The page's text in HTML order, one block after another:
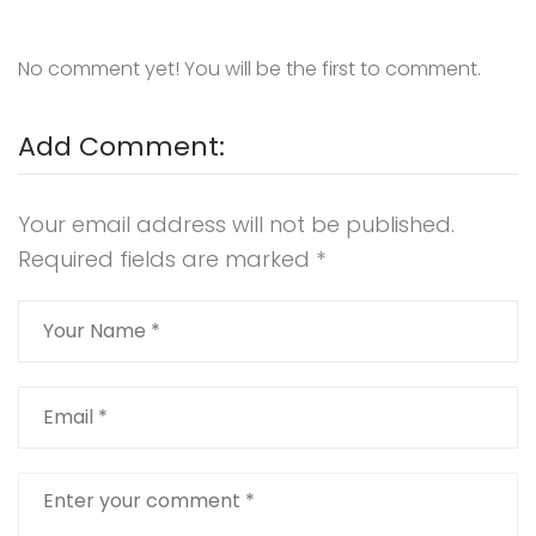
No comment yet! You will be the first to comment.
Add Comment:
Your email address will not be published.
Required fields are marked *